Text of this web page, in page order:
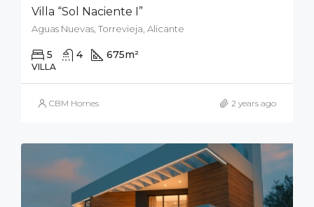
Villa “Sol Naciente I”
Aguas Nuevas, Torrevieja, Alicante
5 4 675m²
VILLA
CBM Homes 2 years ago